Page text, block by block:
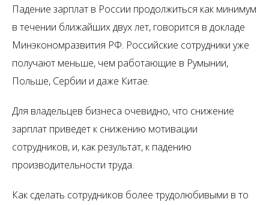
Падение зарплат в России продолжиться как минимум
в течении ближайших двух лет, говорится в докладе
Минэкономразвития РФ. Российские сотрудники уже
получают меньше, чем работающие в Румынии,
Польше, Сербии и даже Китае.
Для владельцев бизнеса очевидно, что снижение
зарплат приведет к снижению мотивации
сотрудников, и, как результат, к падению
производительности труда.
Как сделать сотрудников более трудолюбивыми в то